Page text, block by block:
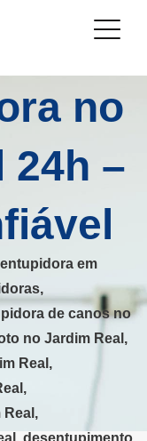
no
24h –
em
de canos no
no Jardim Real,
Real,
desentupimento